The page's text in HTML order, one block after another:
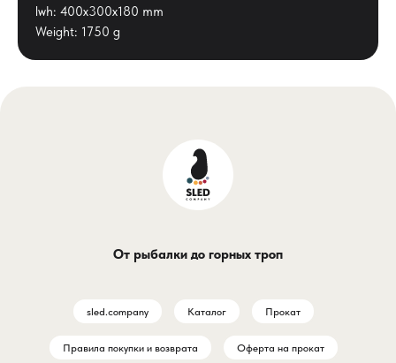
lwh: 400x300x180 mm
Weight: 1750 g
От рыбалки до горных троп
sled.company Каталог Прокат
Правила покупки и возврата Оферта на прокат